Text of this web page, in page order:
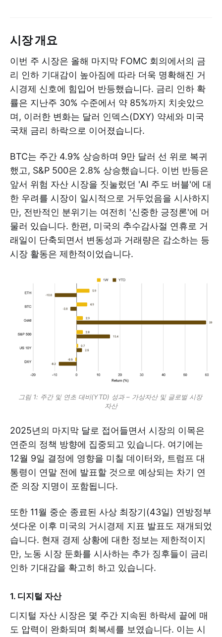
시장 개요
이번 주 시장은 올해 마지막 FOMC 회의에서의 금
리 인하 기대감이 높아짐에 따라 더욱 명확해진 거
시경제 신호에 힘입어 반등했습니다. 금리 인하 확
률은 지난주 30% 수준에서 약 85%까지 치솟았으
며, 이러한 변화는 달러 인덱스(DXY) 약세와 미국
국채 금리 하락으로 이어졌습니다.
BTC는 주간 4.9% 상승하며 9만 달러 선 위로 복귀
했고, S&P 500은 2.8% 상승했습니다. 이번 반등은
앞서 위험 자산 시장을 짓눌렀던 'AI 주도 버블'에 대
한 우려를 시장이 일시적으로 거두었음을 시사하지
만, 전반적인 분위기는 여전히 '신중한 긍정론'에 머
물러 있습니다. 한편, 미국의 추수감사절 연휴로 거
래일이 단축되면서 변동성과 거래량은 감소하는 등
시장 활동은 제한적이었습니다.
그림 1: 주간 및 연초 대비(YTD) 성과 – 가상자산 및 글로벌 시장
자산
2025년의 마지막 달로 접어들면서 시장의 이목은
연준의 정책 방향에 집중되고 있습니다. 여기에는
12월 9일 결정에 영향을 미칠 데이터와, 트럼프 대
통령이 연말 전에 발표할 것으로 예상되는 차기 연
준 의장 지명이 포함됩니다.
또한 11월 중순 종료된 사상 최장기(43일) 연방정부
셧다운 이후 미국의 거시경제 지표 발표도 재개되었
습니다. 현재 경제 상황에 대한 정보는 제한적이지
만, 노동 시장 둔화를 시사하는 추가 징후들이 금리
인하 기대감을 확고히 하고 있습니다.
1. 디지털 자산
디지털 자산 시장은 몇 주간 지속된 하락세 끝에 매
도 압력이 완화되며 회복세를 보였습니다. 이는 시